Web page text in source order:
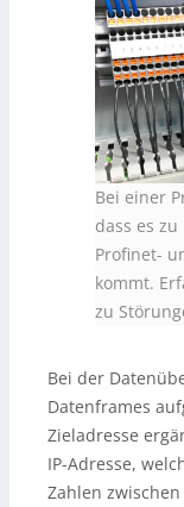
Bei einer
dass es
Profinet-
kommt.
zu
Bei der
Datenframes
Zieladresse
IP-Adresse,
Zahlen